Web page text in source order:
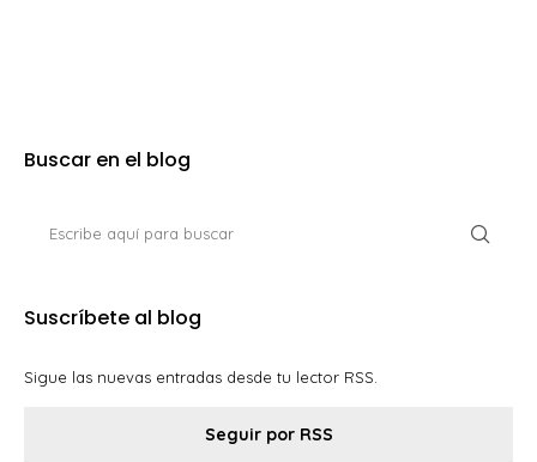
Buscar en el blog
Suscríbete al blog
Sigue las nuevas entradas desde tu lector RSS.
Seguir por RSS